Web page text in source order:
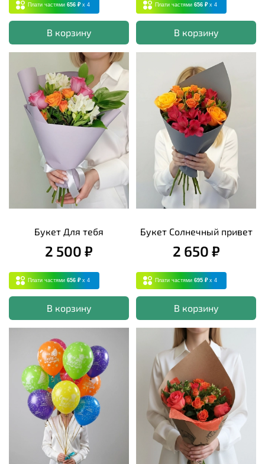
Плати частями 656 ₽ x 4
В корзину
Плати частями 656 ₽ x 4
В корзину
Букет Для тебя
2 500 ₽
Плати частями 656 ₽ x 4
В корзину
Букет Солнечный привет
2 650 ₽
Плати частями 695 ₽ x 4
В корзину